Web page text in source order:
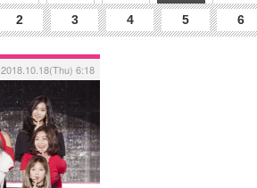
2 3 4 5 6
2018.10.18(Thu) 6:18